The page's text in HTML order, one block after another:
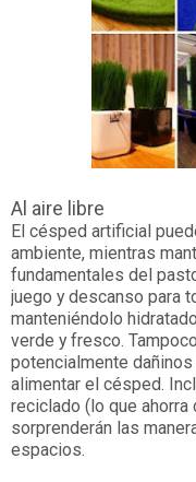
Al aire libre
El césped artificial
ambiente, mientras
fundamentales del
juego y descanso para
manteniéndolo
verde y fresco.
potencialmente
alimentar el césped.
reciclado (lo que ahorra
sorprenderán las
espacios.